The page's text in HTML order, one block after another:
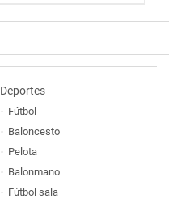
Deportes
Fútbol
Baloncesto
Pelota
Balonmano
Fútbol sala